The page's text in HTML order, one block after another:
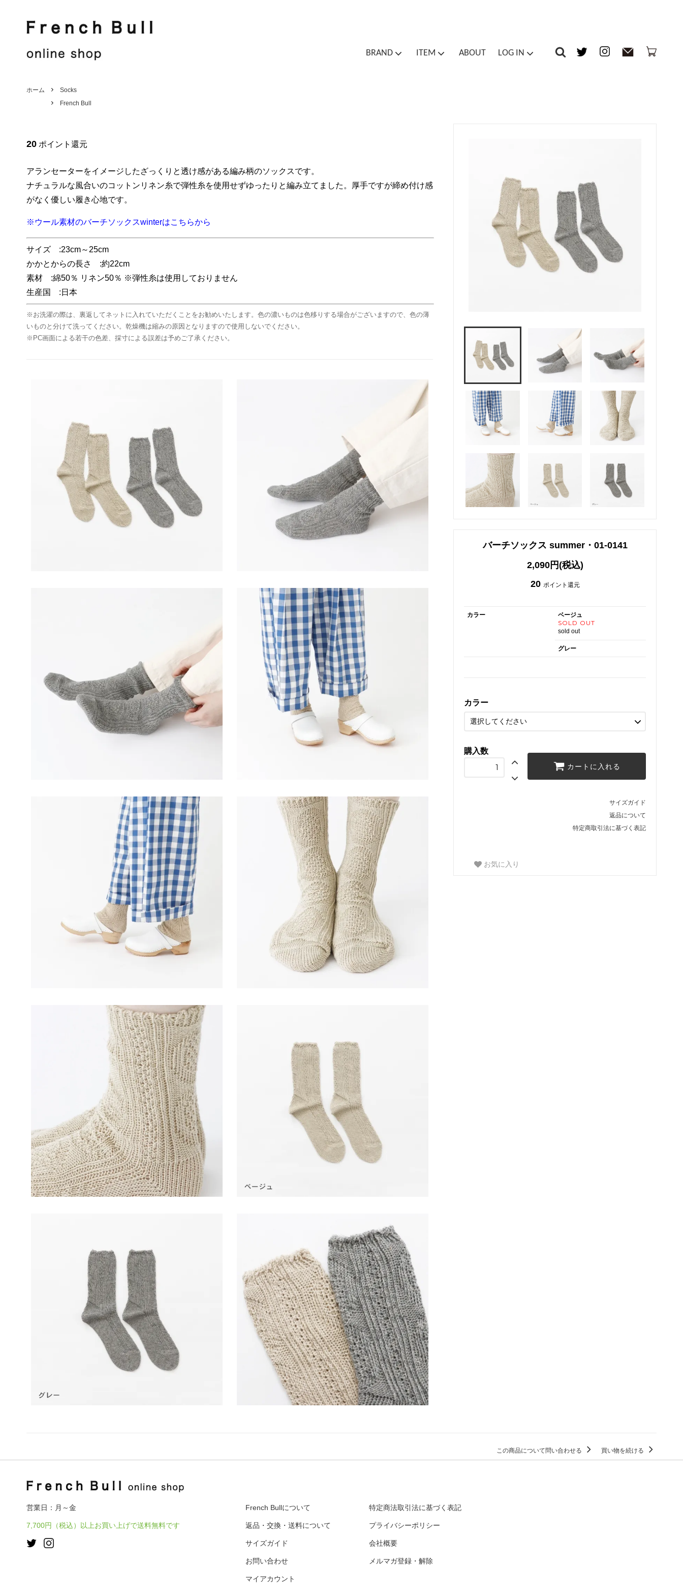
BRAND
French Bull
ITEM
Shirt / Blouse
Men's
ABOUT LOG IN
French Bull
ホーム
Socks
French Bull
バーチソックス summer・01-0141
2,090円(税込)
20 ポイント還元
カラー ベージュ
SOLD OUT
sold out
グレー
カラー
購入数
カートに入れる
サイズガイド
返品について
特定商取引法に基づく表記
お気に入り
20 ポイント還元
アランセーターをイメージしたざっくりと透け感がある編み柄のソックスです。
ナチュラルな風合いのコットンリネン糸で弾性糸を使用せずゆったりと編み立てました。厚手ですが締め付け感
がなく優しい履き心地です。
※ウール素材のバーチソックスwinterはこちらから
サイズ :23cm～25cm
かかとからの長さ :約22cm
素材 :綿50％ リネン50％ ※弾性糸は使用しておりません
生産国 :日本
※お洗濯の際は、裏返してネットに入れていただくことをお勧めいたします。色の濃いものは色移りする場合がございますので、色の薄
いものと分けて洗ってください。乾燥機は縮みの原因となりますので使用しないでください。
※PC画面による若干の色差、採寸による誤差は予めご了承ください。
この商品について問い合わせる 買い物を続ける
営業日：月～金
7,700円（税込）以上お買い上げで送料無料です
French Bullについて
返品・交換・送料について
サイズガイド
お問い合わせ
マイアカウント
特定商法取引法に基づく表記
プライバシーポリシー
会社概要
メルマガ登録・解除